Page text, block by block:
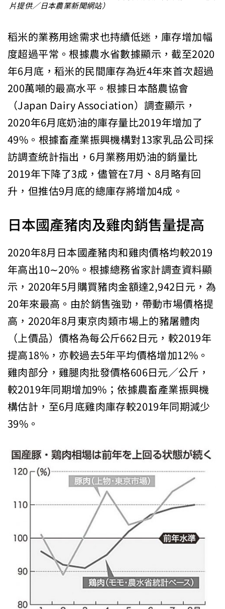
片提供／日本農業新聞網站）
稻米的業務用途需求也持續低迷，庫存增加幅
度超過平常。根據農水省數據顯示，截至2020
年6月底，稻米的民間庫存為近4年來首次超過
200萬噸的最高水平。根據日本酪農協會
（Japan Dairy Association）調查顯示，
2020年6月底奶油的庫存量比2019年增加了
49%。根據畜產業振興機構對13家乳品公司採
訪調查統計指出，6月業務用奶油的銷量比
2019年下降了3成，儘管在7月、8月略有回
升，但推估9月底的總庫存將增加4成。
日本國產豬肉及雞肉銷售量提高
2020年8月日本國產豬肉和雞肉價格均較2019
年高出10∼20%。根據總務省家計調查資料顯
示，2020年5月購買豬肉金額達2,942日元，為
20年來最高。由於銷售強勁，帶動市場價格提
高，2020年8月東京肉類市場上的豬屠體肉
（上價品）價格為每公斤662日元，較2019年
提高18%，亦較過去5年平均價格增加12%。
雞肉部分，雞腿肉批發價格606日元／公斤，
較2019年同期增加9%；依據農畜產業振興機
構估計，至6月底雞肉庫存較2019年同期減少
39%。